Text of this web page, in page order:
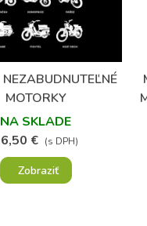
Obľúbené
MOTORKY
NA SKLADE
€ (s DPH)
Zobraziť